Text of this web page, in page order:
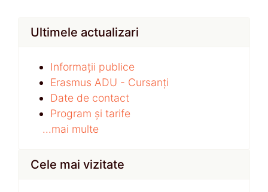
Ultimele actualizari
Informații publice
Erasmus ADU - Cursanți
Date de contact
Program și tarife
...mai multe
Cele mai vizitate